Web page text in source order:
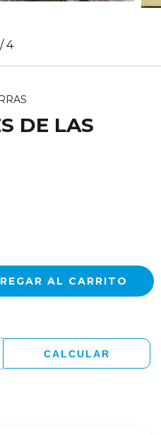
/4
DE LAS
CALCULAR